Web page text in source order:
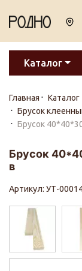
Каталог
Главная Каталог
Брусок
Брусок
Брусок
в
Артикул: УТ-